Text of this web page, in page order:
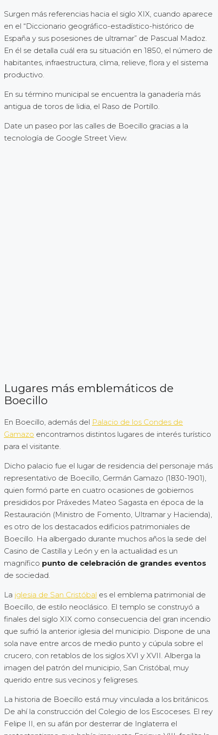
Surgen más referencias hacia el siglo XIX, cuando aparece
en el “Diccionario geográfico-estadístico-histórico de
España y sus posesiones de ultramar” de Pascual Madoz.
En él se detalla cuál era su situación en 1850, el número de
habitantes, infraestructura, clima, relieve, flora y el sistema
productivo.
En su término municipal se encuentra la ganadería más
antigua de toros de lidia, el Raso de Portillo.
Date un paseo por las calles de Boecillo gracias a la
tecnología de Google Street View.
Lugares más emblemáticos de
Boecillo
En Boecillo, además del Palacio de los Condes de
Gamazo encontramos distintos lugares de interés turístico
para el visitante.
Dicho palacio fue el lugar de residencia del personaje más
representativo de Boecillo, Germán Gamazo (1830-1901),
quien formó parte en cuatro ocasiones de gobiernos
presididos por Práxedes Mateo Sagasta en época de la
Restauración (Ministro de Fomento, Ultramar y Hacienda),
es otro de los destacados edificios patrimoniales de
Boecillo. Ha albergado durante muchos años la sede del
Casino de Castilla y León y en la actualidad es un
magnífico punto de celebración de grandes eventos
de sociedad.
La iglesia de San Cristóbal es el emblema patrimonial de
Boecillo, de estilo neoclásico. El templo se construyó a
finales del siglo XIX como consecuencia del gran incendio
que sufrió la anterior iglesia del municipio. Dispone de una
sola nave entre arcos de medio punto y cúpula sobre el
crucero, con retablos de los siglos XVI y XVII. Alberga la
imagen del patrón del municipio, San Cristóbal, muy
querido entre sus vecinos y feligreses.
La historia de Boecillo está muy vinculada a los británicos.
De ahí la construcción del Colegio de los Escoceses. El rey
Felipe II, en su afán por desterrar de Inglaterra el